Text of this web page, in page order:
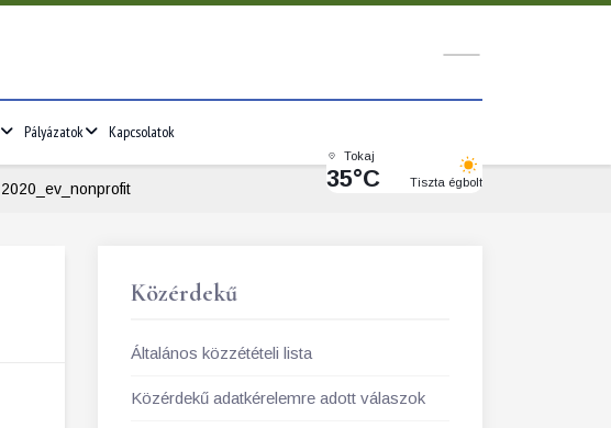
Pályázatok Kapcsolatok
Tokaj
35°C Tiszta égbolt
2020_ev_nonprofit
Közérdekű
Általános közzétételi lista
Közérdekű adatkérelemre adott válaszok